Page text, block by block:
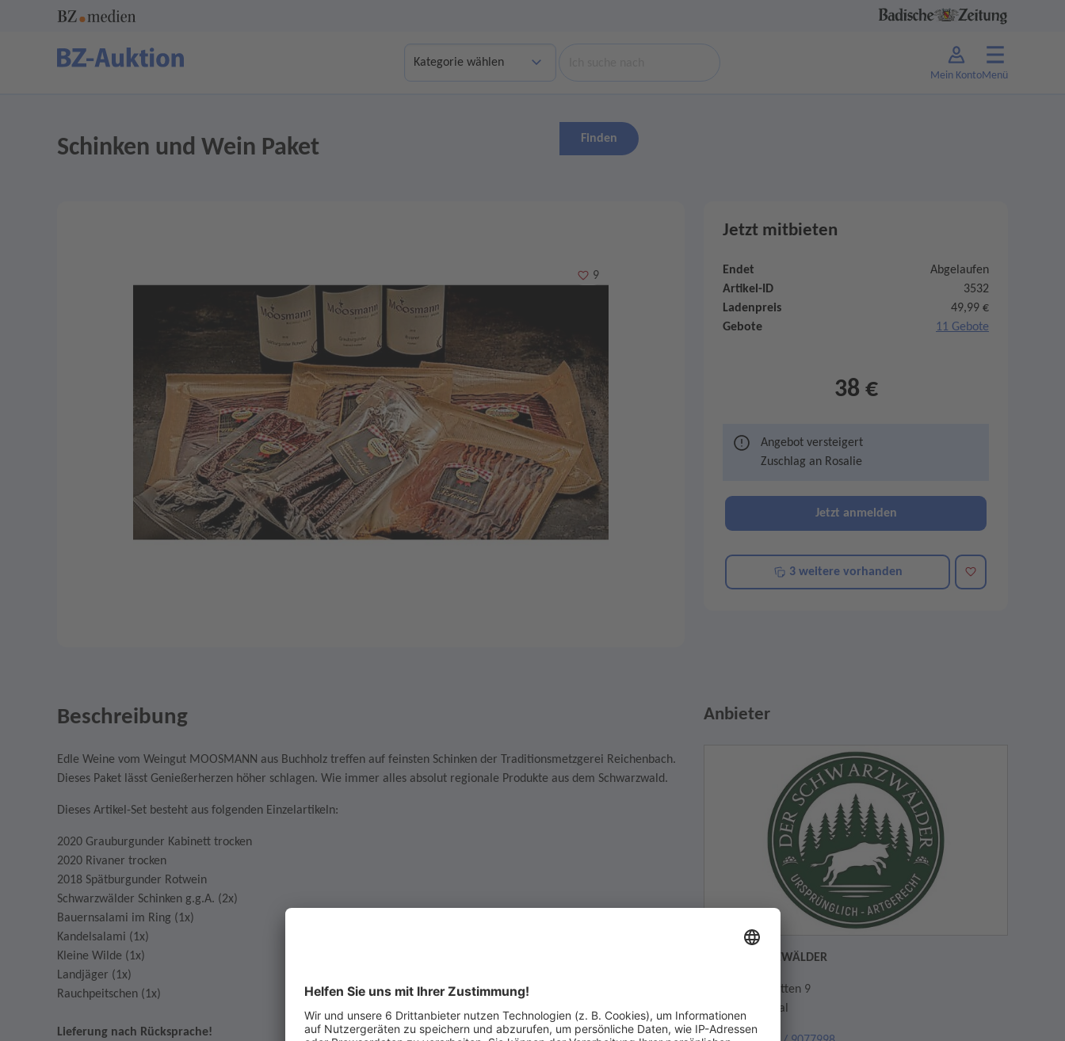
Finden
Mein KontoMenü
Schinken und Wein Paket
Merken
9
Jetzt mitbieten
Endet
Abgelaufen
Artikel-ID
3532
Ladenpreis
49,99 €
Gebote
11 Gebote
38 €
Angebot versteigert
Zuschlag an Rosalie
Jetzt anmelden
3 weitere vorhanden Merken
Beschreibung
Edle Weine vom Weingut MOOSMANN aus Buchholz treffen auf feinsten Schinken der Traditionsmetzgerei Reichenbach.
Dieses Paket lässt Genießerherzen höher schlagen. Wie immer alles absolut regionale Produkte aus dem Schwarzwald.
Dieses Artikel-Set besteht aus folgenden Einzelartikeln:
2020 Grauburgunder Kabinett trocken
2020 Rivaner trocken
2018 Spätburgunder Rotwein
Schwarzwälder Schinken g.g.A. (2x)
Bauernsalami im Ring (1x)
Kandelsalami (1x)
Kleine Wilde (1x)
Landjäger (1x)
Rauchpeitschen (1x)
Lieferung nach Rücksprache!
Anbieter
DER SCHWARZWÄLDER
In den Engematten 9
79286 Glottertal